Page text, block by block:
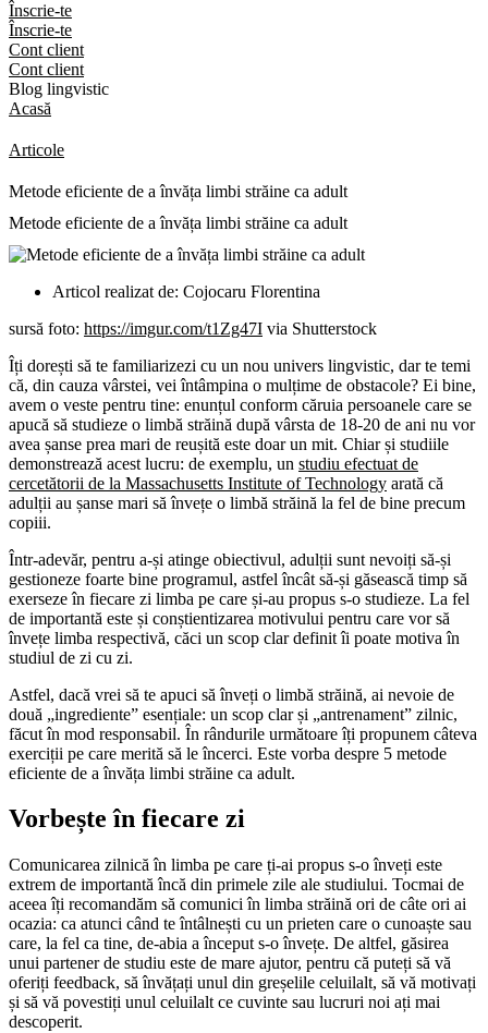
Înscrie-te
Înscrie-te
Cont client
Cont client
Blog lingvistic
Acasă
Articole
Metode eficiente de a învăța limbi străine ca adult
Metode eficiente de a învăța limbi străine ca adult
Articol realizat de: Cojocaru Florentina
sursă foto: https://imgur.com/t1Zg47I via Shutterstock
Îți dorești să te familiarizezi cu un nou univers lingvistic, dar te temi
că, din cauza vârstei, vei întâmpina o mulțime de obstacole? Ei bine,
avem o veste pentru tine: enunțul conform căruia persoanele care se
apucă să studieze o limbă străină după vârsta de 18-20 de ani nu vor
avea șanse prea mari de reușită este doar un mit. Chiar și studiile
demonstrează acest lucru: de exemplu, un studiu efectuat de
cercetătorii de la Massachusetts Institute of Technology arată că
adulții au șanse mari să învețe o limbă străină la fel de bine precum
copiii.
Într-adevăr, pentru a-și atinge obiectivul, adulții sunt nevoiți să-și
gestioneze foarte bine programul, astfel încât să-și găsească timp să
exerseze în fiecare zi limba pe care și-au propus s-o studieze. La fel
de importantă este și conștientizarea motivului pentru care vor să
învețe limba respectivă, căci un scop clar definit îi poate motiva în
studiul de zi cu zi.
Astfel, dacă vrei să te apuci să înveți o limbă străină, ai nevoie de
două „ingrediente” esențiale: un scop clar și „antrenament” zilnic,
făcut în mod responsabil. În rândurile următoare îți propunem câteva
exerciții pe care merită să le încerci. Este vorba despre 5 metode
eficiente de a învăța limbi străine ca adult.
Vorbește în fiecare zi
Comunicarea zilnică în limba pe care ți-ai propus s-o înveți este
extrem de importantă încă din primele zile ale studiului. Tocmai de
aceea îți recomandăm să comunici în limba străină ori de câte ori ai
ocazia: ca atunci când te întâlnești cu un prieten care o cunoaște sau
care, la fel ca tine, de-abia a început s-o învețe. De altfel, găsirea
unui partener de studiu este de mare ajutor, pentru că puteți să vă
oferiți feedback, să învățați unul din greșelile celuilalt, să vă motivați
și să vă povestiți unul celuilalt ce cuvinte sau lucruri noi ați mai
descoperit.